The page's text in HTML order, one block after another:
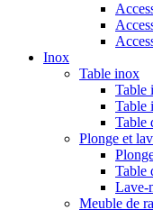
Inox
Table inox
Table
Table
Table
Plonge et
Table
Lave-
Meuble de